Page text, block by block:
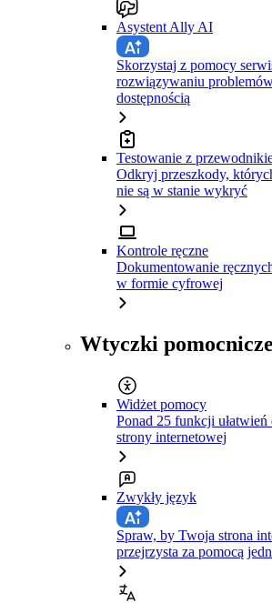
Asystent Ally AI
Skorzystaj z pomocy
rozwiązywaniu
dostępnością
Testowanie z
Odkryj przeszkody,
nie są w stanie wykryć
Kontrole ręczne
Dokumentowanie
w formie cyfrowej
Wtyczki pomocnicze
Widżet pomocy
Ponad 25 funkcji
strony internetowej
Zwykły język
Spraw, by Twoja strona
przejrzysta za pomocą